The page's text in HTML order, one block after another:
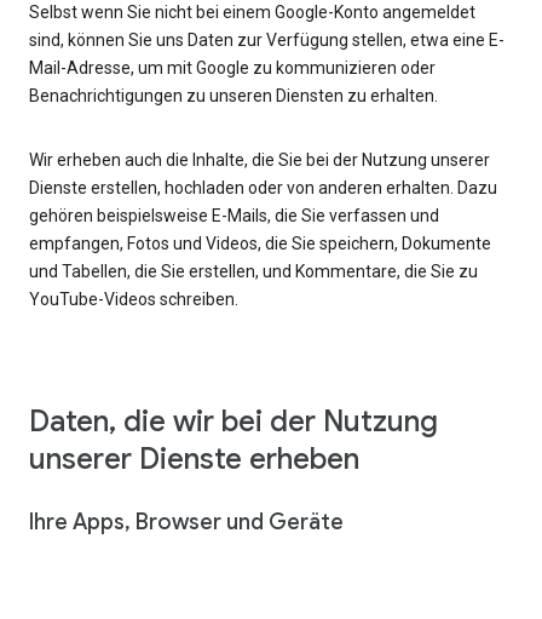
Selbst wenn Sie nicht bei einem Google-Konto angemeldet
sind, können Sie uns Daten zur Verfügung stellen, etwa eine E-
Mail-Adresse, um mit Google zu kommunizieren oder
Benachrichtigungen zu unseren Diensten zu erhalten.
Wir erheben auch die Inhalte, die Sie bei der Nutzung unserer
Dienste erstellen, hochladen oder von anderen erhalten. Dazu
gehören beispielsweise E-Mails, die Sie verfassen und
empfangen, Fotos und Videos, die Sie speichern, Dokumente
und Tabellen, die Sie erstellen, und Kommentare, die Sie zu
YouTube-Videos schreiben.
Daten, die wir bei der Nutzung
unserer Dienste erheben
Ihre Apps, Browser und Geräte